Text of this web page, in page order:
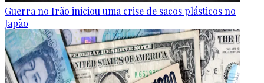
Guerra no Irão iniciou uma crise de sacos plásticos no
Japão